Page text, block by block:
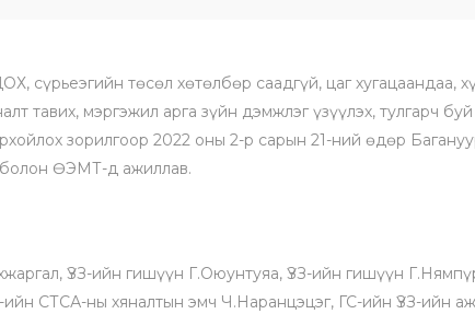
сүрьеэгийн төсөл хөтөлбөр саадгүй, цаг хугацаандаа,
тавих, мэргэжил арга зүйн дэмжлэг үзүүлэх, тулгарч
зорилгоор 2022 оны 2-р сарын 21-ний өдөр
ӨЭМТ-д ажиллав.
ҮЗЗ-ийн гишүүн Г.Оюунтуяа, ҮЗЗ-ийн гишүүн
СТСА-ны хяналтын эмч Ч.Наранцэцэг, ГС-ийн ҮЗЗ-ийн